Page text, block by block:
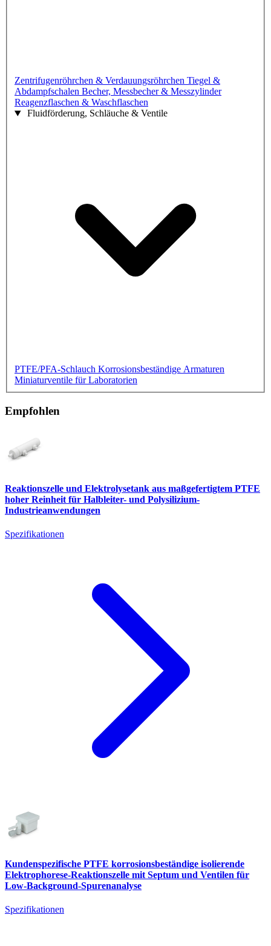
Zentrifugenröhrchen & Verdauungsröhrchen Tiegel &
Abdampfschalen Becher, Messbecher & Messzylinder
Reagenzflaschen & Waschflaschen
Fluidförderung, Schläuche & Ventile
PTFE/PFA-Schlauch Korrosionsbeständige Armaturen
Miniaturventile für Laboratorien
Empfohlen
Reaktionszelle und Elektrolysetank aus maßgefertigtem PTFE
hoher Reinheit für Halbleiter- und Polysilizium-
Industrieanwendungen
Spezifikationen
Kundenspezifische PTFE korrosionsbeständige isolierende
Elektrophorese-Reaktionszelle mit Septum und Ventilen für
Low-Background-Spurenanalyse
Spezifikationen